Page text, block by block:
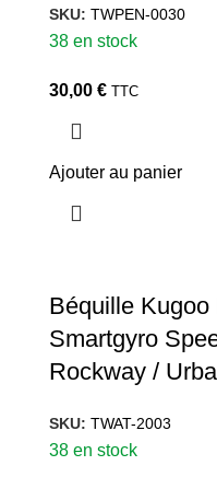
SKU: TWPEN-0030
38 en stock
30,00 € TTC
Ajouter au panier
Béquille Kugoo
Smartgyro
Rockway /
SKU: TWAT-2003
38 en stock